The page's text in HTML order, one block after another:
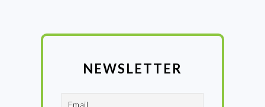
NEWSLETTER